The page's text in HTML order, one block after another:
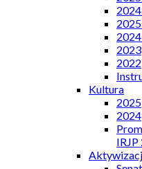
2025
2024
2023
2022
Kultura
2025
2024